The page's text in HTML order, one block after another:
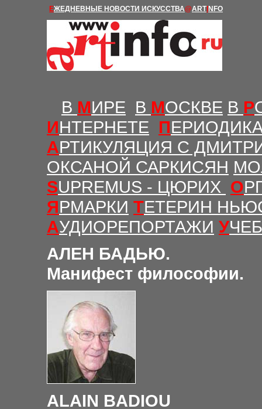
ЕЖЕДНЕВНЫЕ Н ОВОСТИ ИСКУССТВА@ARTI NFO
В МИРЕ В МОСКВЕ В Р
ИНТЕРНЕТЕ П
АРТИКУЛЯЦИЯ С
ОКСАНОЙ САРКИСЯН
SUPREMUS - ЦЮРИХ О
ЯРМАРКИ ТЕТЕРИН
АУДИОРЕПОРТАЖИ У
АЛЕН БАДЬЮ.
Манифест философии.
ALAIN BADIOU